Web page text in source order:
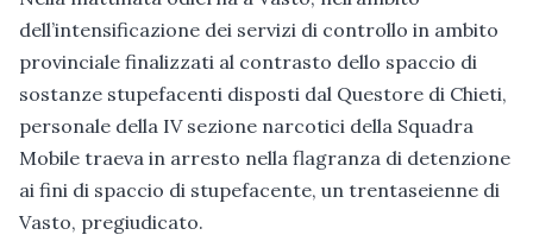
dell’intensificazione dei servizi di controllo in ambito
provinciale finalizzati al contrasto dello spaccio di
sostanze stupefacenti disposti dal Questore di Chieti,
personale della IV sezione narcotici della Squadra
Mobile traeva in arresto nella flagranza di detenzione
ai fini di spaccio di stupefacente, un trentaseienne di
Vasto, pregiudicato.